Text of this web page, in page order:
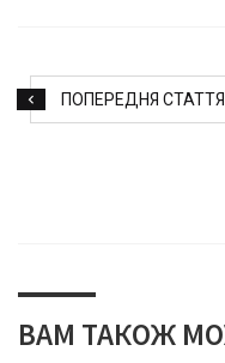
ПОПЕРЕДНЯ СТАТТЯ
ВАМ ТАКОЖ